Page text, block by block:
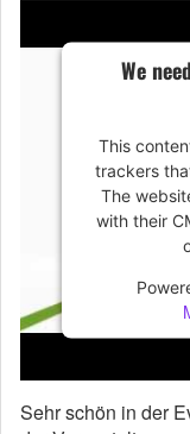
We
This
trackers
The
with their
Sehr schön in der